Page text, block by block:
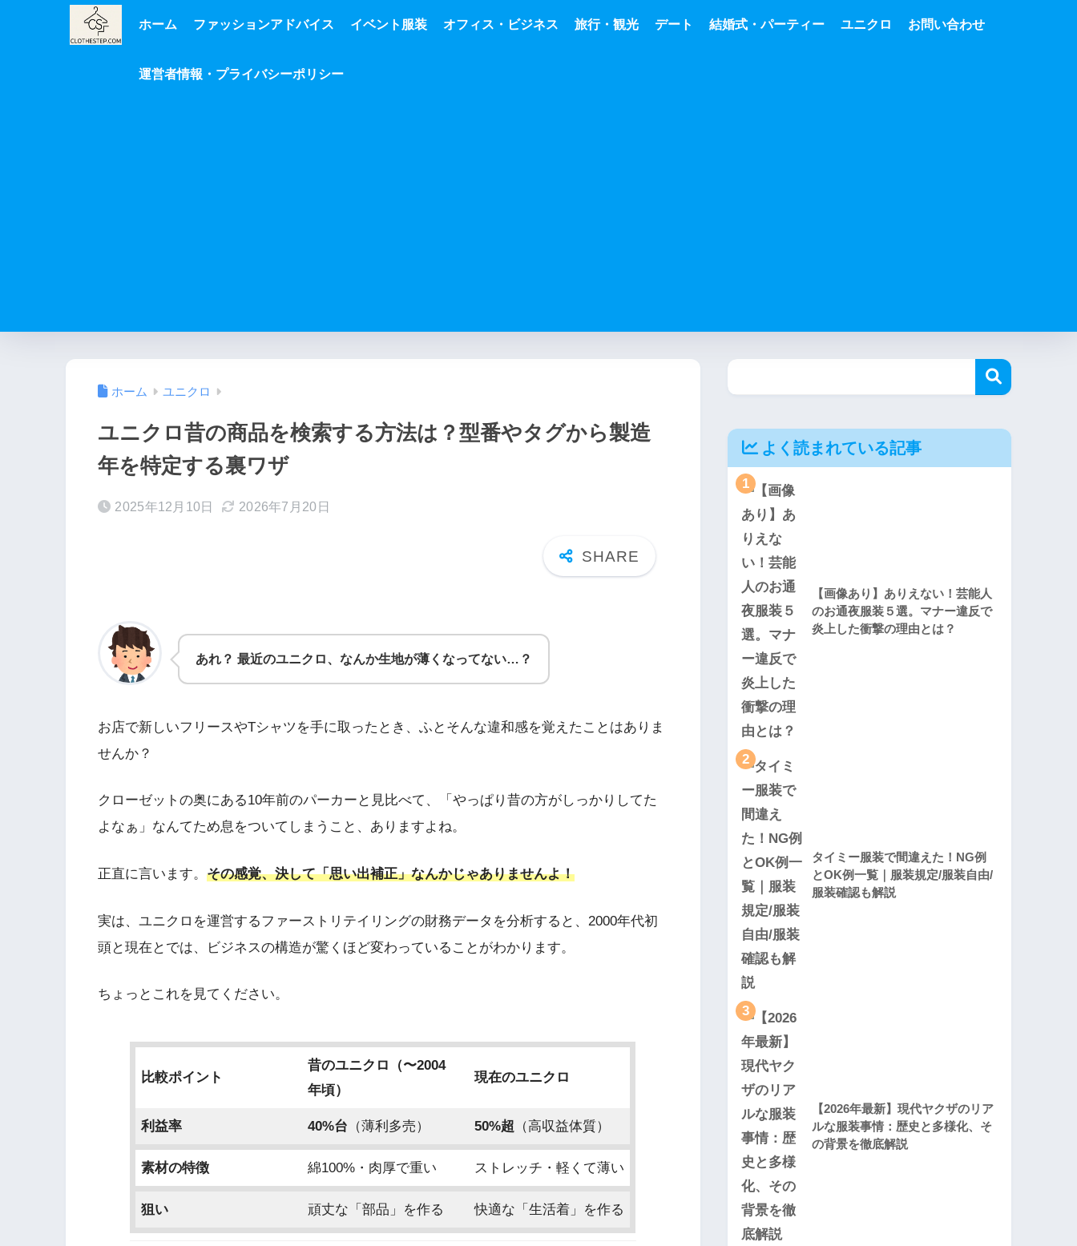
ホーム ファッションアドバイス イベント服装 オフィス・ビジネス 旅行・観光 デート 結婚式・パーティー ユニクロ お問い合わせ
運営者情報・プライバシーポリシー
ホーム ユニクロ
ユニクロ昔の商品を検索する方法は？型番やタグから製造
年を特定する裏ワザ
2025年12月10日 2026年7月20日
あれ？ 最近のユニクロ、なんか生地が薄くなってない…？
お店で新しいフリースやTシャツを手に取ったとき、ふとそんな違和感を覚えたことはありま
せんか？
クローゼットの奥にある10年前のパーカーと見比べて、「やっぱり昔の方がしっかりしてた
よなぁ」なんてため息をついてしまうこと、ありますよね。
正直に言います。 その感覚、決して「思い出補正」なんかじゃありませんよ！
実は、ユニクロを運営するファーストリテイリングの財務データを分析すると、2000年代初
頭と現在とでは、ビジネスの構造が驚くほど変わっていることがわかります。
ちょっとこれを見てください。
比較ポイント
昔のユニクロ（〜2004
年頃）
現在のユニクロ
利益率 40%台 （薄利多売） 50%超 （高収益体質）
素材の特徴 綿100%・肉厚で重い ストレッチ・軽くて薄い
狙い 頑丈な「部品」を作る 快適な「生活着」を作る
よく読まれている記事
1
【画像あり】ありえない！芸能人
のお通夜服装５選。マナー違反で
炎上した衝撃の理由とは？
2
タイミー服装で間違えた！NG例
とOK例一覧｜服装規定/服装自由/
服装確認も解説
3
【2026年最新】現代ヤクザのリア
ルな服装事情：歴史と多様化、そ
の背景を徹底解説